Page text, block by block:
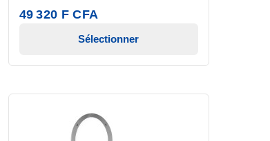
49 320 F CFA
Sélectionner